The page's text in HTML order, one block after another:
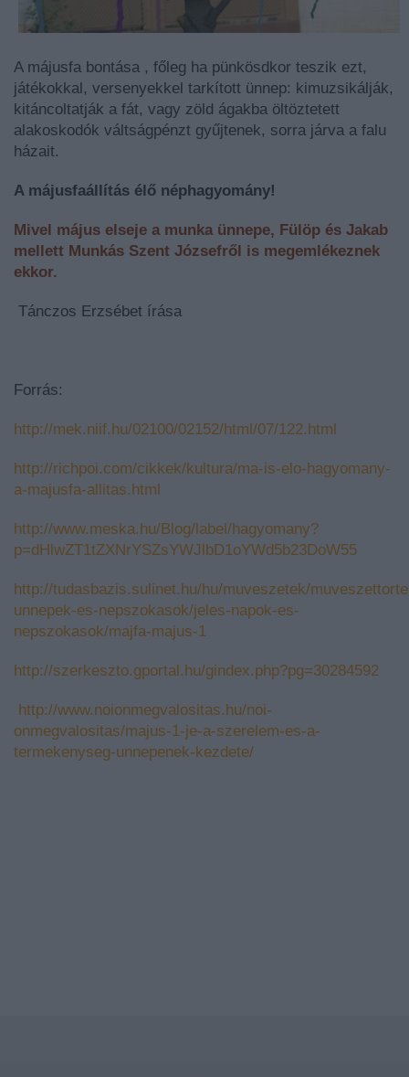
A májusfa bontása , főleg ha pünkösdkor teszik ezt,
játékokkal, versenyekkel tarkított ünnep: kimuzsikálják,
kitáncoltatják a fát, vagy zöld ágakba öltöztetett
alakoskodók váltságpénzt gyűjtenek, sorra járva a falu
házait.
A májusfaállítás élő néphagyomány!
Mivel május elseje a munka ünnepe, Fülöp és Jakab
mellett Munkás Szent Józsefről is megemlékeznek
ekkor.
Tánczos Erzsébet írása
Forrás:
http://mek.niif.hu/02100/02152/html/07/122.html
http://richpoi.com/cikkek/kultura/ma-is-elo-hagyomany-
a-majusfa-allitas.html
http://www.meska.hu/Blog/label/hagyomany?
p=dHlwZT1tZXNrYSZsYWJlbD1oYWd5b23DoW55
http://tudasbazis.sulinet.hu/hu/muveszetek/
unnepek-es-nepszokasok/jeles-napok-es-
nepszokasok/majfa-majus-1
http://szerkeszto.gportal.hu/gindex.php?pg=30284592
http://www.noionmegvalositas.hu/noi-
onmegvalositas/majus-1-je-a-szerelem-es-a-
termekenyseg-unnepenek-kezdete/